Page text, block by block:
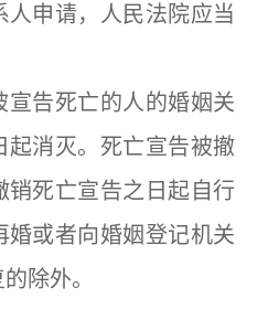
人申请，人民法院应当
死亡的人的婚姻关
起消灭。死亡宣告被撤
销死亡宣告之日起自行
婚或者向婚姻登记机关
除外。